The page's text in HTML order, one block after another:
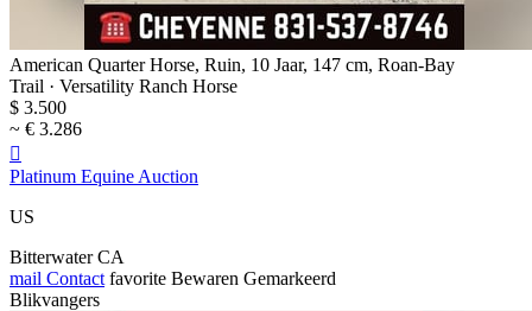
American Quarter Horse, Ruin, 10 Jaar, 147 cm, Roan-Bay
Trail · Versatility Ranch Horse
$ 3.500
~ € 3.286

Platinum Equine Auction
US
Bitterwater CA
mail Contact favorite Bewaren Gemarkeerd
Blikvangers